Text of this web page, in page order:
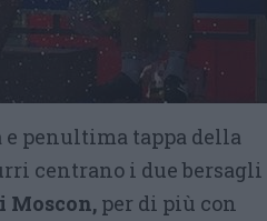
penultima tappa della
centrano i due bersagli
Moscon, per di più con